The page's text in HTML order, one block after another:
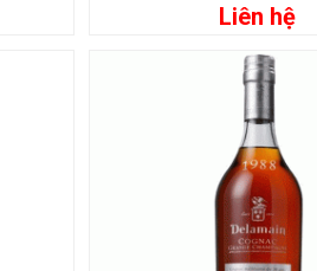
Đọc tiếp
Liên hệ